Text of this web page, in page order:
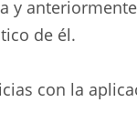
y
de él.
con la